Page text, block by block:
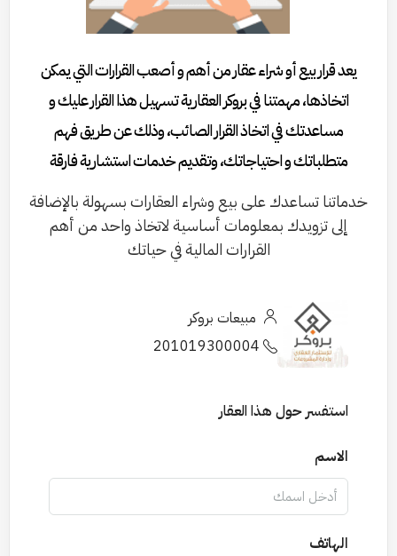
يعد قرار بيع أو شراء عقار من أهم و أصعب القرارات التي يمكن
اتخاذها، مهمتنا في بروكر العقارية تسهيل هذا القرار عليك و
مساعدتك في اتخاذ القرار الصائب، وذلك عن طريق فهم
متطلباتك و احتياجاتك، وتقديم خدمات استشارية فارقة
خدماتنا تساعدك على بيع وشراء العقارات بسهولة بالإضافة
إلى تزويدك بمعلومات أساسية لاتخاذ واحد من أهم
القرارات المالية في حياتك
مبيعات بروكر
201019300004
استفسر حول هذا العقار
الاسم
الهاتف